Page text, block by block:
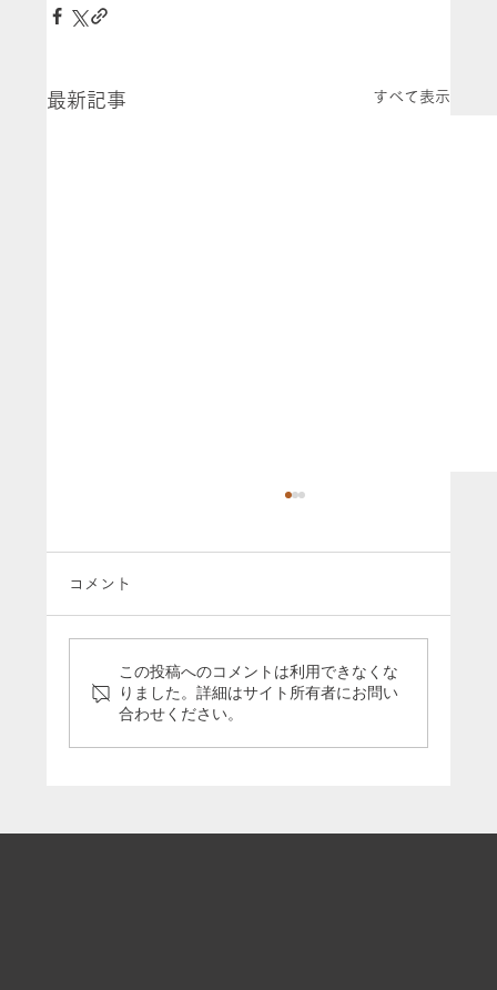
最新記事 すべて表示
コメント
この投稿へのコメントは利用できなくな
りました。詳細はサイト所有者にお問い
合わせください。